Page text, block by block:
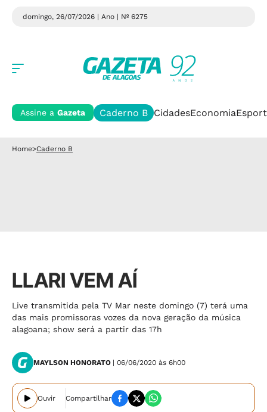
domingo, 26/07/2026 | Ano | Nº 6275
Assine a Gazeta Caderno B CidadesEconomia
Home>Caderno B
LLARI VEM AÍ
Live transmitida pela TV Mar neste domingo (7) terá uma
das mais promissoras vozes da nova geração da música
alagoana; show será a partir das 17h
MAYLSON HONORATO | 06/06/2020 às 6h00
Ouvir Compartilhar